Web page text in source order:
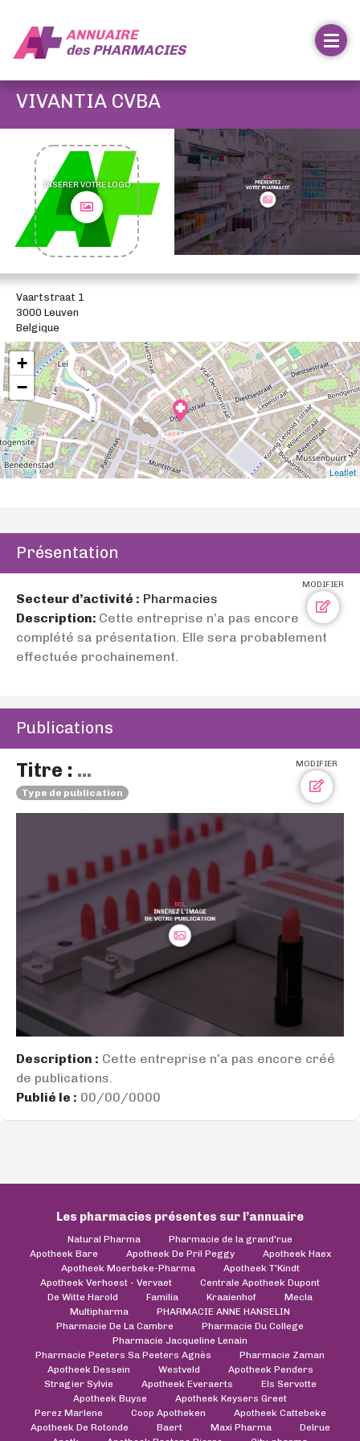
ANNUAIRE
desPHARMACIES
VIVANTIA CVBA
INSÉRER VOTRE LOGO
Vaartstraat 1
3000 Leuven
Belgique
+
−
Leaflet
Présentation
MODIFIER
Secteur d’activité : Pharmacies
Description: Cette entreprise n’a pas encore
complété sa présentation. Elle sera probablement
effectuée prochainement.
Publications
MODIFIER
Titre : ...
Type de publication
Description : Cette entreprise n’a pas encore créé
de publications.
Publié le : 00/00/0000
Les pharmacies présentes sur l’annuaire
Natural Pharma
Pharmacie de la grand'rue
Apotheek Bare
Apotheek De Pril Peggy
Apotheek Haex
Apotheek Moerbeke-Pharma
Apotheek T'Kindt
Apotheek Verhoest - Vervaet
Centrale Apotheek Dupont
De Witte Harold
Familia Kraaienhof
Mecla
Multipharma
PHARMACIE ANNE HANSELIN
Pharmacie De La Cambre
Pharmacie Du College
Pharmacie Jacqueline Lenain
Pharmacie Peeters Sa Peeters Agnès
Pharmacie Zaman
Apotheek Dessein
Westveld
Apotheek Penders
Stragier Sylvie
Apotheek Everaerts
Els Servotte
Apotheek Buyse
Apotheek Keysers Greet
Perez Marlene
Coop Apotheken
Apotheek Cattebeke
Apotheek De Rotonde
Baert Maxi Pharma
Delrue